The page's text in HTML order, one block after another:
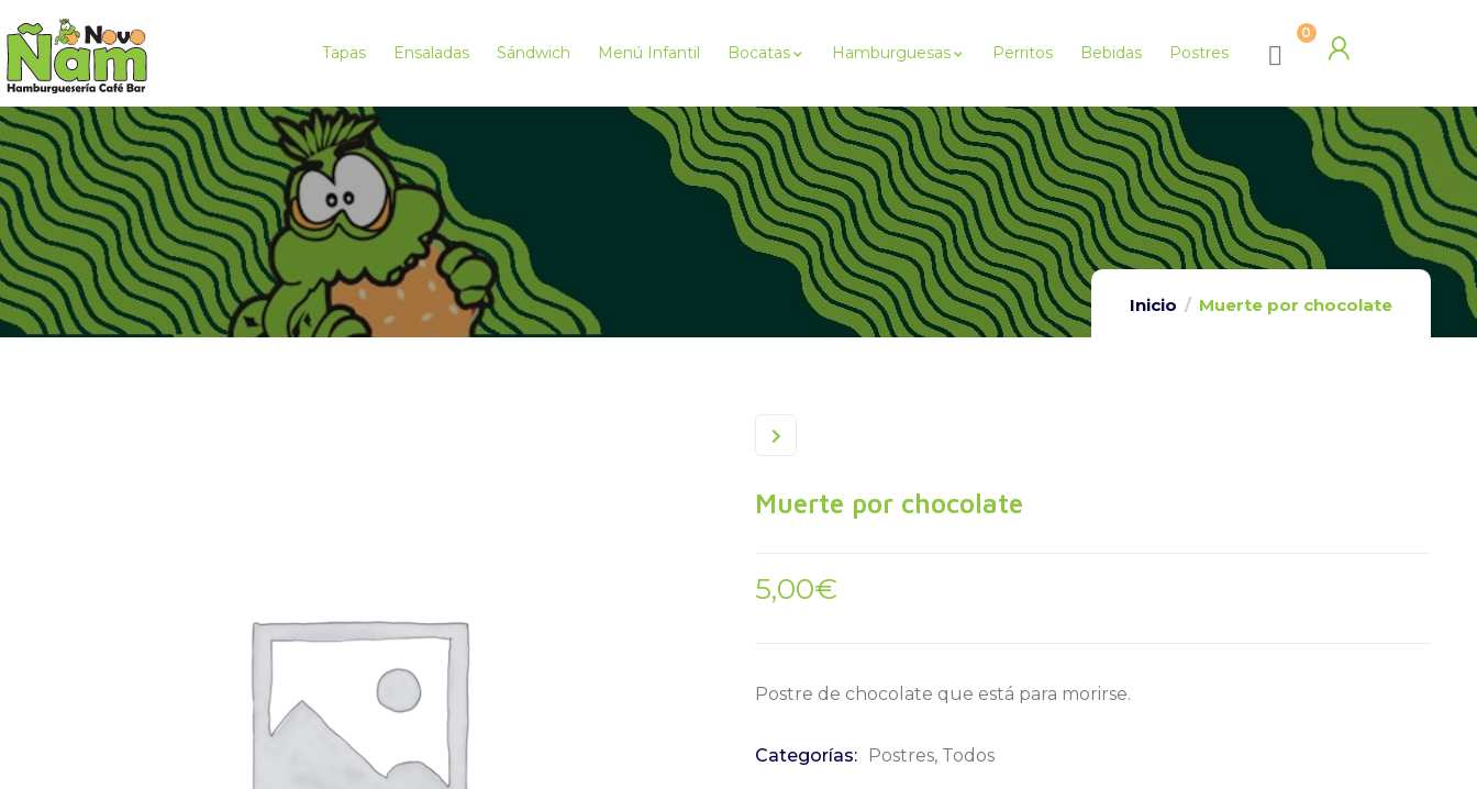
Tapas Ensaladas Sándwich Menú Infantil Bocatas Hamburguesas Perritos Bebidas Postres
0
Inicio Muerte por chocolate
Muerte por chocolate
5,00€
Postre de chocolate que está para morirse.
Categorías: Postres, Todos